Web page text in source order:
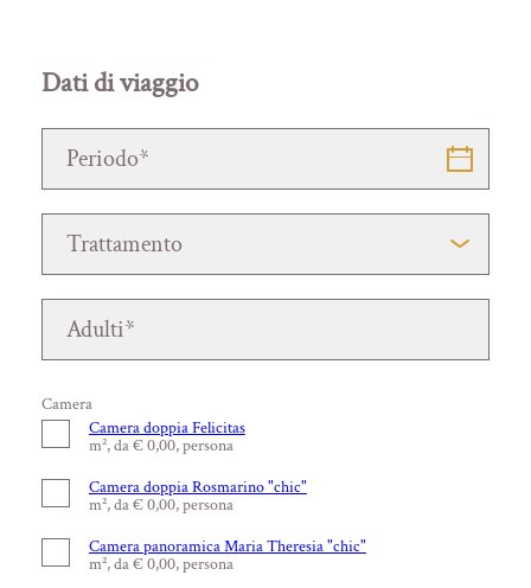
Dati di viaggio
Camera
Camera doppia Felicitas
m², da € 0,00, persona
Camera doppia Rosmarino "chic"
m², da € 0,00, persona
Camera panoramica Maria Theresia "chic"
m², da € 0,00, persona